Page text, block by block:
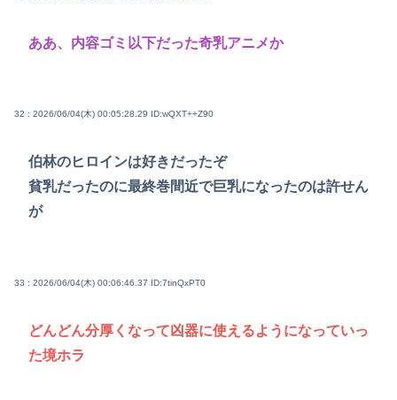
ああ、内容ゴミ以下だった奇乳アニメか
32 : 2026/06/04(木) 00:05:28.29 ID:wQXT++Z90
伯林のヒロインは好きだったぞ
貧乳だったのに最終巻間近で巨乳になったのは許せん
が
33 : 2026/06/04(木) 00:06:46.37 ID:7tinQxPT0
どんどん分厚くなって凶器に使えるようになっていっ
た境ホラ